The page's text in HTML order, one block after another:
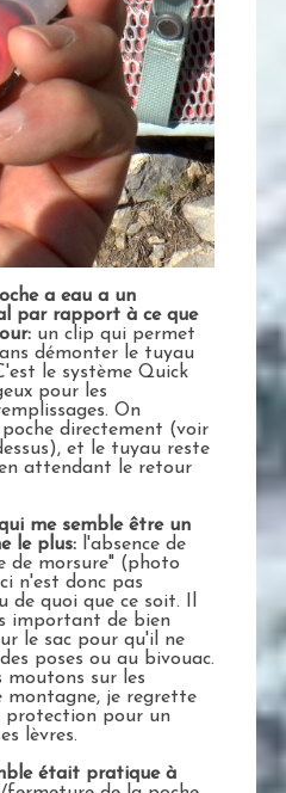
a eau a un
par rapport à ce que
un clip qui permet
démonter le tuyau
le système Quick
pour les
On
directement (voir
et le tuyau reste
attendant le retour
me semble être un
le plus: l'absence de
de morsure" (photo
n'est donc pas
quoi que ce soit. Il
important de bien
le sac pour qu'il ne
poses ou au bivouac.
moutons sur les
montagne, je regrette
protection pour un
lèvres.
était pratique à